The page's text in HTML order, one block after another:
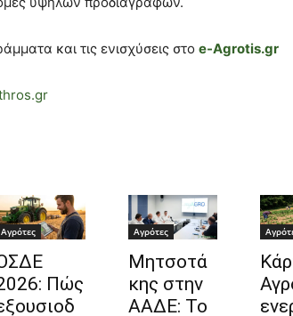
και τις ενισχύσεις στο e-Agrotis.gr
Αγρότες
Πώς
Αγρότες
Μητσοτά
κης στην
ΑΑΔΕ: Το